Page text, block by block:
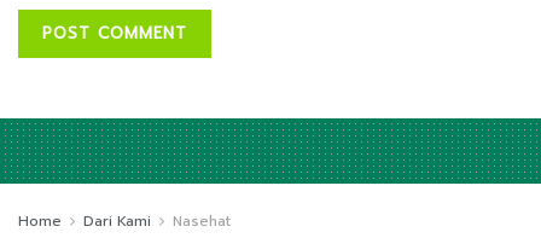
Home Dari Kami Nasehat